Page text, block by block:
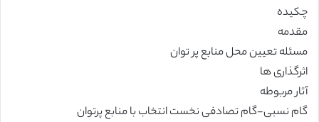
چکیده
مقدمه
مسئله تعیین محل منابع پر توان
اثرگذاری ها
آثار مربوطه
گام نسبی-گام تصادفی نخست انتخاب با منابع پرتوان